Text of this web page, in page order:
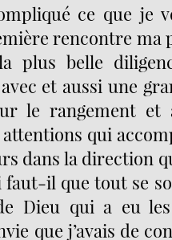
ce que je
rencontre ma
plus belle
et aussi une
le rangement
attentions qui
dans la direction
faut-il que tout se
Dieu qui a eu
que j’avais de